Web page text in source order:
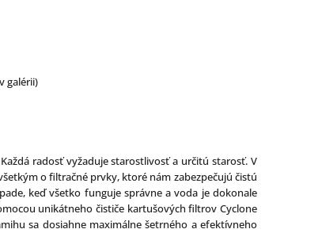
galérii)
radosť vyžaduje starostlivosť a určitú starosť. V
o filtračné prvky, ktoré nám zabezpečujú čistú
keď všetko funguje správne a voda je dokonale
unikátneho čističe kartušových filtrov Cyclone
sa dosiahne maximálne šetrného a efektívneho